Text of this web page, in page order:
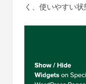
く、使いやすい